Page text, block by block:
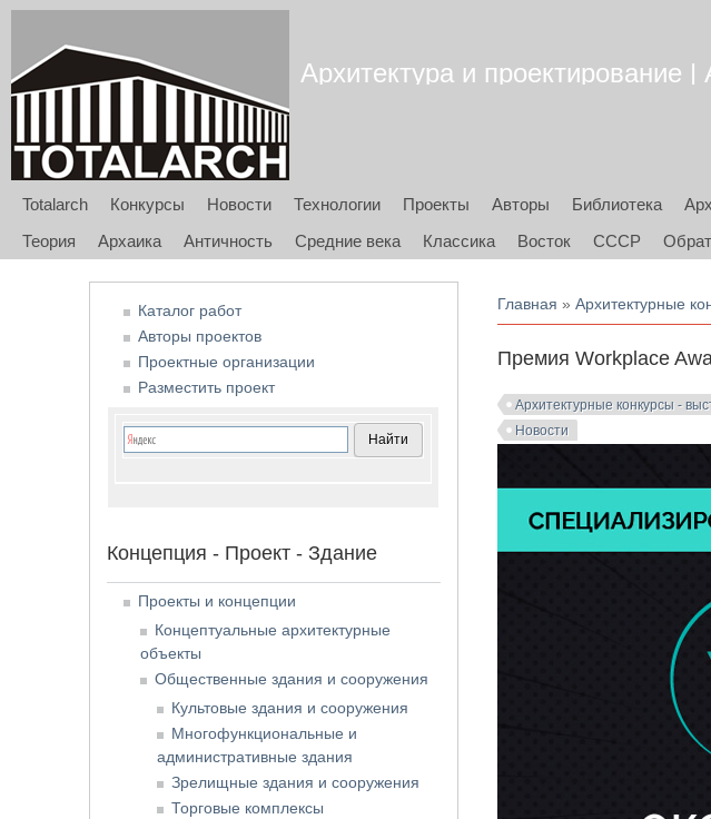
Архитектура и проектирование
Totalarch Конкурсы Новости Технологии Проекты Авторы Библиотека
Теория
Архаика Античность Средние века Классика Восток СССР
Вы здесь
Главная »Архитектурные
Премия Workplace
Архитектурные конкурсы -
Новости
Каталог работ
Авторы проектов
Проектные организации
Разместить проект
Концепция - Проект - Здание
Проекты и концепции
Концептуальные архитектурные
объекты
Общественные здания и сооружения
Культовые здания и сооружения
Многофункциональные и
административные здания
Зрелищные здания и сооружения
Торговые комплексы